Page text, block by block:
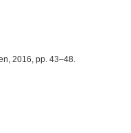
2016, pp. 43–48.